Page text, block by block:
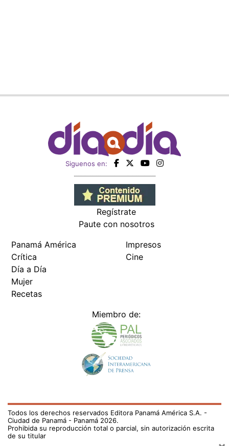
Siguenos en:
Regístrate
Paute con nosotros
Panamá América
Crítica
Día a Día
Mujer
Recetas
Impresos
Cine
Miembro de:
Todos los derechos reservados Editora Panamá América S.A. -
Ciudad de Panamá - Panamá 2026.
Prohibida su reproducción total o parcial, sin autorización escrita
de su titular